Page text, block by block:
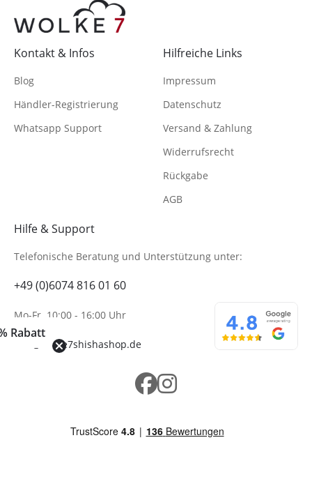
Rabatt
Hilfe & Support
Telefonische Beratung und Unterstützung unter:
+49 (0)6074 816 01 60
Mo-Fr. 10:00 - 16:00 Uhr
info@wolke7shishashop.de
Kontakt & Infos
Blog
Händler-Registrierung
Whatsapp Support
Hilfreiche Links
Impressum
Datenschutz
Versand & Zahlung
Widerrufsrecht
Rückgabe
AGB